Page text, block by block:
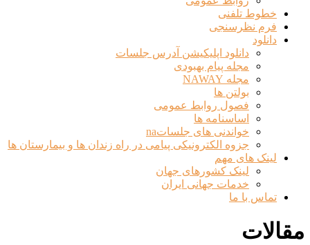
خطوط تلفنی
فرم نظرسنجی
دانلود
دانلود اپلیکیشن آدرس جلسات
مجله پیام بهبودی
مجله NAWAY
بولتن ها
فصول روابط عمومی
اساسنامه ها
خواندنی های جلساتna
جزوه الکترونیکی پیامی در راه زندان ها و بیمارستان ها
لینک های مهم
لینک کشورهای جهان
خدمات جهانی ایران
تماس با ما
مقالات